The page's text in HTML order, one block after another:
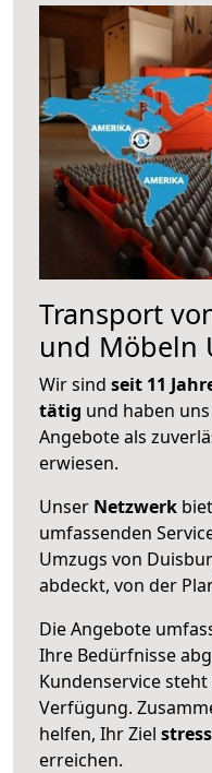
Transport
und Möbeln
Wir sind seit 11
tätig und haben
Angebote als
erwiesen.
Unser Netzwerk
umfassenden
Umzugs von
abdeckt, von der
Die Angebote
Ihre Bedürfnisse
Kundenservice
Verfügung.
helfen, Ihr Ziel
erreichen.